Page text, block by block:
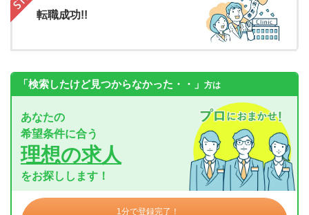
転職成功!!
「検索したけど見つからなかった・・」 方は
あなたの
希望条件に合う
理想の求人
をお探しします！
1分で登録完了！